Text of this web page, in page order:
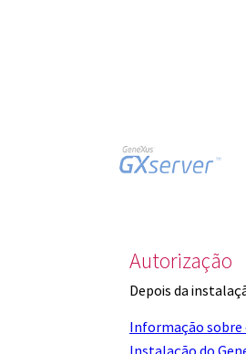
Autorização
Depois da
Informação sobre
Instalação do